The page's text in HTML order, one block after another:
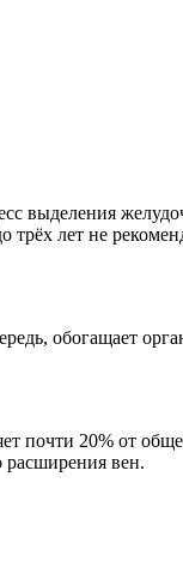
выделения
лет не
обогащает
почти 20% от
расширения вен.